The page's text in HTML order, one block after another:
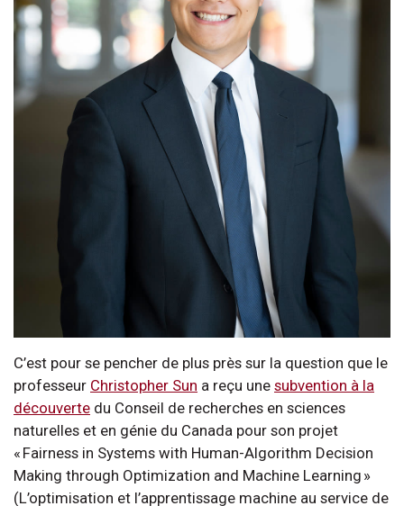
C’est pour se pencher de plus près sur la question que le
professeur Christopher Sun a reçu une subvention à la
découverte du Conseil de recherches en sciences
naturelles et en génie du Canada pour son projet
« Fairness in Systems with Human-Algorithm Decision
Making through Optimization and Machine Learning »
(L’optimisation et l’apprentissage machine au service de